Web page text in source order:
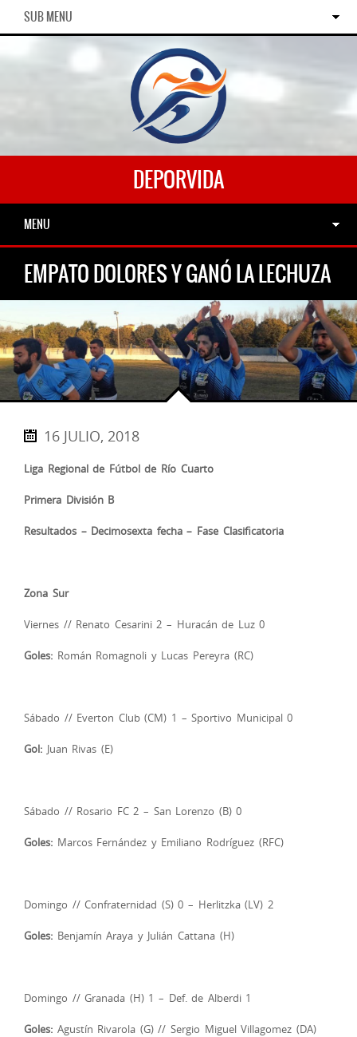
SUB MENU
DEPORVIDA
MENU
EMPATO DOLORES Y GANÓ LA LECHUZA
16 JULIO, 2018
Liga Regional de Fútbol de Río Cuarto
Primera División B
Resultados – Decimosexta fecha – Fase Clasificatoria
Zona Sur
Viernes // Renato Cesarini 2 – Huracán de Luz 0
Goles: Román Romagnoli y Lucas Pereyra (RC)
Sábado // Everton Club (CM) 1 – Sportivo Municipal 0
Gol: Juan Rivas (E)
Sábado // Rosario FC 2 – San Lorenzo (B) 0
Goles: Marcos Fernández y Emiliano Rodríguez (RFC)
Domingo // Confraternidad (S) 0 – Herlitzka (LV) 2
Goles: Benjamín Araya y Julián Cattana (H)
Domingo // Granada (H) 1 – Def. de Alberdi 1
Goles: Agustín Rivarola (G) // Sergio Miguel Villagomez (DA)